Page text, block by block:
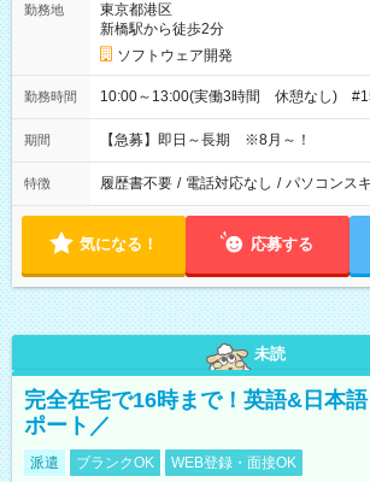
勤務地
東京都港区
新橋駅から徒歩2分
ソフトウェア開発
勤務時間 10:00～13:00(実働3時間 休憩なし)
期間 【急募】即日～長期 ※8月～！
特徴 履歴書不要 / 電話対応なし / パソコンス
気になる！ 応募する
未読
完全在宅で16時まで！英語&日本
ポート／
派遣 ブランクOK WEB登録・面接OK